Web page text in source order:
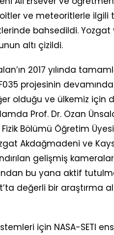
ve meteoritlerle ilgili
bahsedildi.
altı çizildi.
2017 yılında
projesinin
olduğu ve ülkemiz için
Prof. Dr. Ozan
Bölümü Öğretim
Akdağmadeni ve
gelişmiş
bu yana aktif
değerli bir araştırma
için NASA-SETI